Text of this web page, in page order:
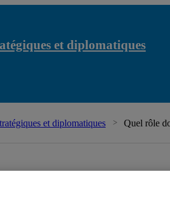
et diplomatiques
et diplomatiques Quel rôle